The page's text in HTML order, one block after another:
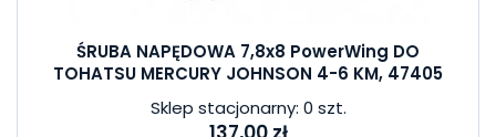
ŚRUBA NAPĘDOWA 7,8x8 PowerWing DO
TOHATSU MERCURY JOHNSON 4-6 KM, 47405
Sklep stacjonarny: 0 szt.